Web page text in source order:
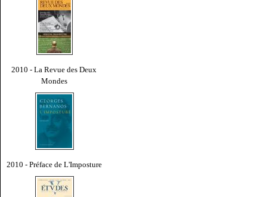
2010 - La Revue des Deux
Mondes
2010 - Préface de L'Imposture